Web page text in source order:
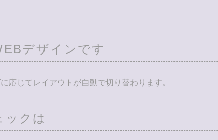
デザインです
応じてレイアウトが自動で切り替わります。
クは